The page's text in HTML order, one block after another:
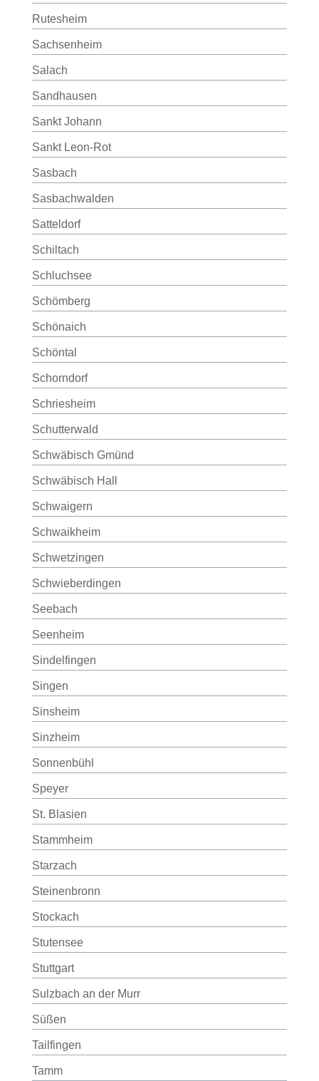
Rutesheim
Sachsenheim
Salach
Sandhausen
Sankt Johann
Sankt Leon-Rot
Sasbach
Sasbachwalden
Satteldorf
Schiltach
Schluchsee
Schömberg
Schönaich
Schöntal
Schorndorf
Schriesheim
Schutterwald
Schwäbisch Gmünd
Schwäbisch Hall
Schwaigern
Schwaikheim
Schwetzingen
Schwieberdingen
Seebach
Seenheim
Sindelfingen
Singen
Sinsheim
Sinzheim
Sonnenbühl
Speyer
St. Blasien
Stammheim
Starzach
Steinenbronn
Stockach
Stutensee
Stuttgart
Sulzbach an der Murr
Süßen
Tailfingen
Tamm